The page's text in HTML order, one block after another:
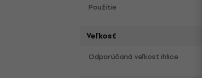
Použitie
Veľkosť
Odporúčaná veľkosť ihlice